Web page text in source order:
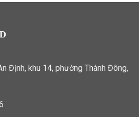
Định, khu 14, phường Thành Đông,